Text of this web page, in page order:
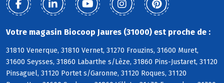
Votre magasin Biocoop Jaures (31000) est proche de :
31810 Venerque, 31810 Vernet, 31270 Frouzins, 31600 Muret,
31600 Seysses, 31860 Labarthe s/Lèze, 31860 Pins-Justaret, 31120
Pinsaguel, 31120 Portet s/Garonne, 31120 Roques, 31120